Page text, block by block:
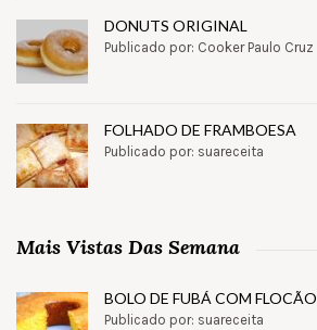
DONUTS ORIGINAL
Publicado por: Cooker Paulo Cruz
FOLHADO DE FRAMBOESA
Publicado por: suareceita
Mais Vistas Das Semana
BOLO DE FUBÁ COM FLOCÃO
Publicado por: suareceita